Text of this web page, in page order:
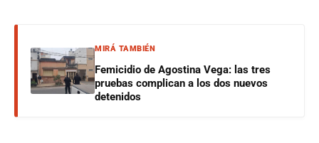
MIRÁ TAMBIÉN
Femicidio de Agostina Vega: las tres
pruebas complican a los dos nuevos
detenidos